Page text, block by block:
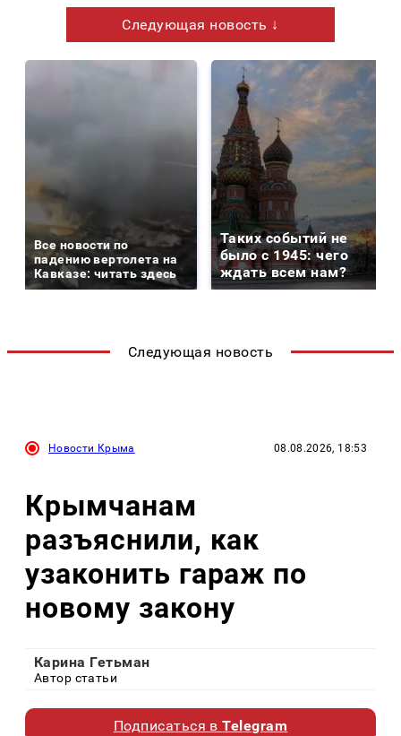
Следующая новость ↓
Все новости по
падению вертолета на
Кавказе: читать здесь
Таких событий не
было с 1945: чего
ждать всем нам?
Следующая новость
Новости Крыма 08.08.2026, 18:53
Крымчанам
разъяснили, как
узаконить гараж по
новому закону
Карина Гетьман
Автор статьи
Подписаться вTelegram